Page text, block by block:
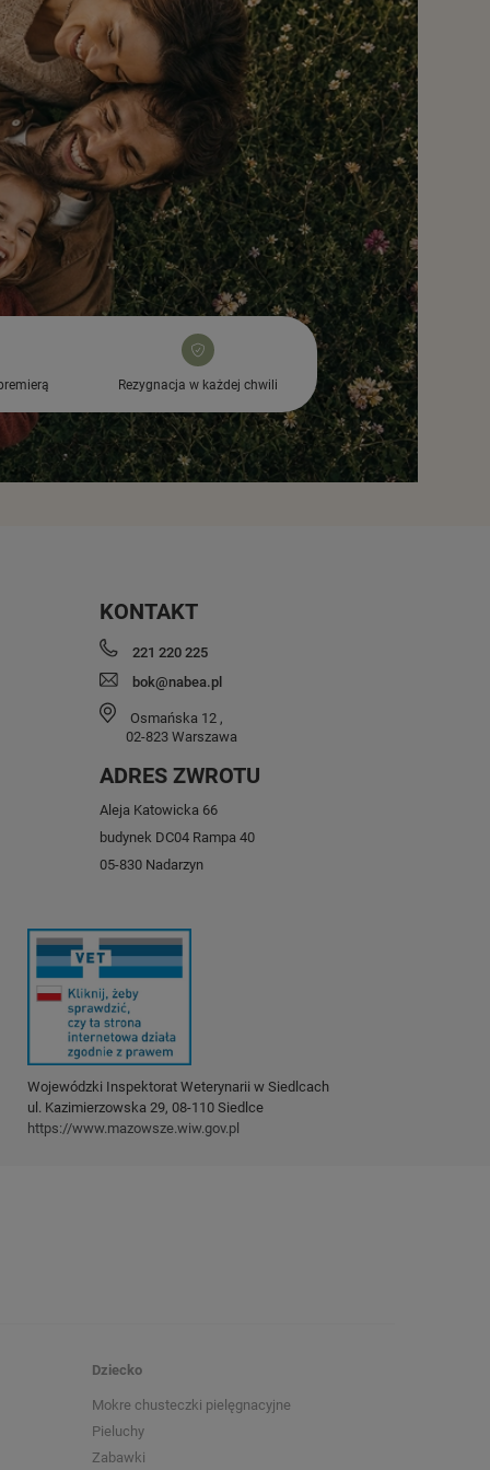
Rezygnacja w każdej chwili
KONTAKT
221 220 225
bok@nabea.pl
Osmańska 12 ,
02-823 Warszawa
ADRES ZWROTU
Aleja Katowicka 66
budynek DC04 Rampa 40
05-830 Nadarzyn
Wojewódzki Inspektorat Weterynarii w Siedlcach
ul. Kazimierzowska 29, 08-110 Siedlce
https://www.mazowsze.wiw.gov.pl
Dziecko
Mokre chusteczki pielęgnacyjne
Pieluchy
Zabawki